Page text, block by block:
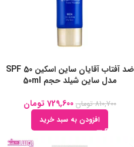
ضد آفتاب آقایان ساین اسکین SPF 50
مدل ساین شیلد حجم 50ml
810,700 تومان 729,600 تومان
افزودن به سبد خرید